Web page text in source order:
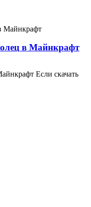
в Майнкрафт
Если скачать